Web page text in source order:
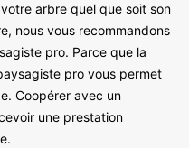
arbre quel que soit son
nous vous recommandons
pro. Parce que la
pro vous permet
Coopérer avec un
une prestation